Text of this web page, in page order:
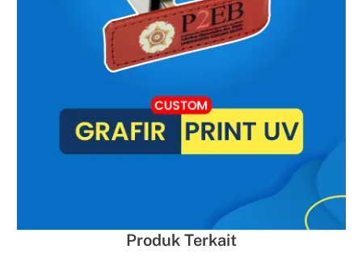
Produk Terkait